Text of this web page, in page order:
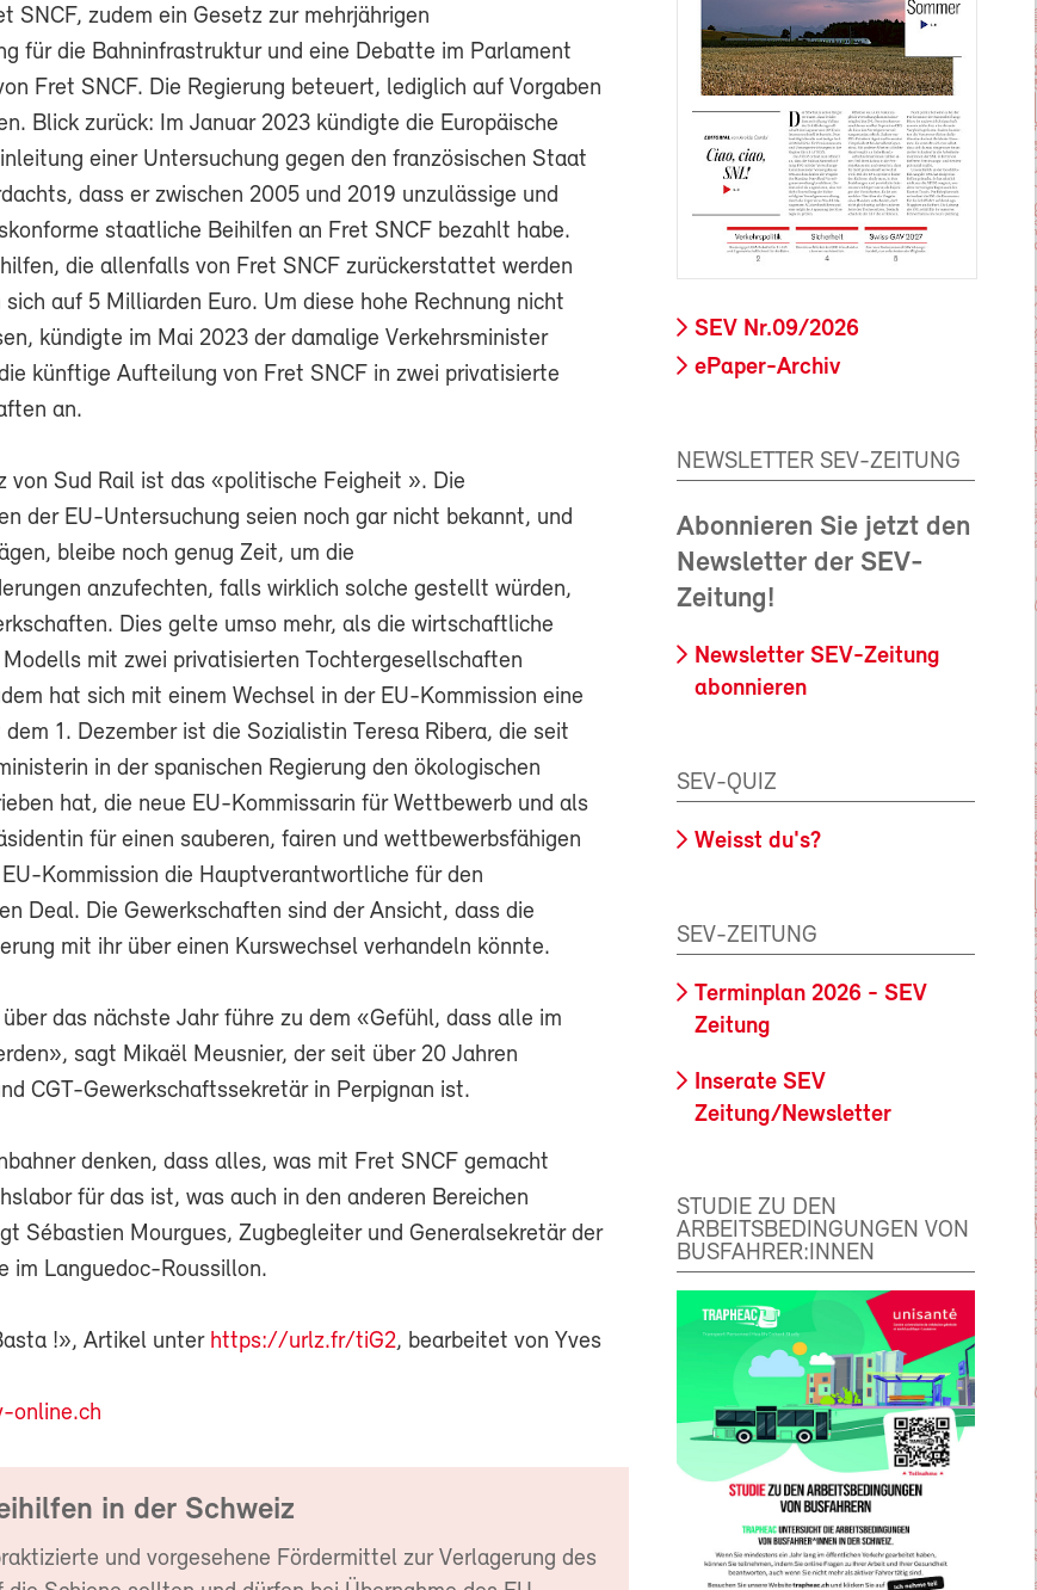
SNCF, zudem ein Gesetz zur mehrjährigen
für die Bahninfrastruktur und eine Debatte im Parlament
Fret SNCF. Die Regierung beteuert, lediglich auf Vorgaben
Blick zurück: Im Januar 2023 kündigte die Europäische
einer Untersuchung gegen den französischen Staat
dass er zwischen 2005 und 2019 unzulässige und
staatliche Beihilfen an Fret SNCF bezahlt habe.
die allenfalls von Fret SNCF zurückerstattet werden
auf 5 Milliarden Euro. Um diese hohe Rechnung nicht
kündigte im Mai 2023 der damalige Verkehrsminister
künftige Aufteilung von Fret SNCF in zwei privatisierte
an.
von Sud Rail ist das «politische Feigheit ». Die
der EU-Untersuchung seien noch gar nicht bekannt, und
bleibe noch genug Zeit, um die
anzufechten, falls wirklich solche gestellt würden,
Dies gelte umso mehr, als die wirtschaftliche
Modells mit zwei privatisierten Tochtergesellschaften
hat sich mit einem Wechsel in der EU-Kommission eine
1. Dezember ist die Sozialistin Teresa Ribera, die seit
in der spanischen Regierung den ökologischen
hat, die neue EU-Kommissarin für Wettbewerb und als
für einen sauberen, fairen und wettbewerbsfähigen
Kommission die Hauptverantwortliche für den
Deal. Die Gewerkschaften sind der Ansicht, dass die
mit ihr über einen Kurswechsel verhandeln könnte.
das nächste Jahr führe zu dem «Gefühl, dass alle im
sagt Mikaël Meusnier, der seit über 20 Jahren
CGT-Gewerkschaftssekretär in Perpignan ist.
denken, dass alles, was mit Fret SNCF gemacht
für das ist, was auch in den anderen Bereichen
Sébastien Mourgues, Zugbegleiter und Generalsekretär der
im Languedoc-Roussillon.
!», Artikel unter https://urlz.fr/tiG2, bearbeitet von Yves
online.ch
in der Schweiz
und vorgesehene Fördermittel zur Verlagerung des
SEV Nr.09/2026
ePaper-Archiv
NEWSLETTER SEV-ZEITUNG
Abonnieren Sie jetzt den
Newsletter der SEV-
Zeitung!
Newsletter SEV-Zeitung
abonnieren
SEV-QUIZ
Weisst du's?
SEV-ZEITUNG
Terminplan 2026 - SEV
Zeitung
Inserate SEV
Zeitung/Newsletter
STUDIE ZU DEN
ARBEITSBEDINGUNGEN VON
BUSFAHRER:INNEN